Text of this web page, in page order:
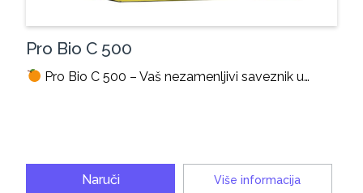
Pro Bio C 500
Pro Bio C 500 – Vaš nezamenljivi saveznik u…
Naruči Više informacija